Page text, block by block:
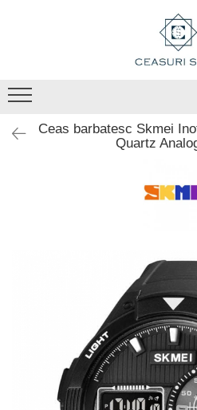
Ceas barbatesc Skmei
Quartz